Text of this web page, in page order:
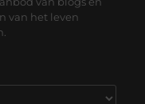
van het leven